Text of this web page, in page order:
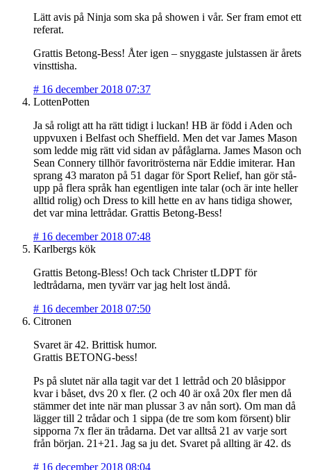
Lätt avis på Ninja som ska på showen i vår. Ser fram emot ett
referat.
Grattis Betong-Bess! Åter igen – snyggaste julstassen är årets
vinsttisha.
# 16 december 2018 07:37
LottenPotten
Ja så roligt att ha rätt tidigt i luckan! HB är född i Aden och
uppvuxen i Belfast och Sheffield. Men det var James Mason
som ledde mig rätt vid sidan av påfåglarna. James Mason och
Sean Connery tillhör favoritrösterna när Eddie imiterar. Han
sprang 43 maraton på 51 dagar för Sport Relief, han gör stå-
upp på flera språk han egentligen inte talar (och är inte heller
alltid rolig) och Dress to kill hette en av hans tidiga shower,
det var mina lettrådar. Grattis Betong-Bess!
# 16 december 2018 07:48
Karlbergs kök
Grattis Betong-Bless! Och tack Christer tLDPT för
ledtrådarna, men tyvärr var jag helt lost ändå.
# 16 december 2018 07:50
Citronen
Svaret är 42. Brittisk humor.
Grattis BETONG-bess!
Ps på slutet när alla tagit var det 1 lettråd och 20 blåsippor
kvar i båset, dvs 20 x fler. (2 och 40 är oxå 20x fler men då
stämmer det inte när man plussar 3 av nån sort). Om man då
lägger till 2 trådar och 1 sippa (de tre som kom försent) blir
sipporna 7x fler än trådarna. Det var alltså 21 av varje sort
från början. 21+21. Jag sa ju det. Svaret på allting är 42. ds
# 16 december 2018 08:04